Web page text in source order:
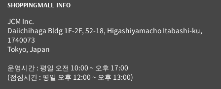
SHOPPINGMALL INFO
JCM Inc.
Daiichihaga Bldg 1F-2F, 52-18, Higashiyamacho Itabashi-ku,
1740073
Tokyo, Japan
운영시간 : 평일 오전 10:00 ~ 오후 17:00
(점심시간 : 평일 오후 12:00 ~ 오후 13:00)